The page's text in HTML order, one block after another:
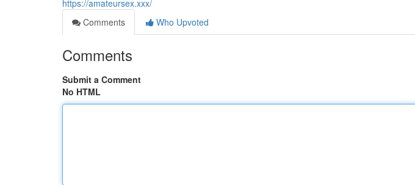
https://amateursex.xxx/
Comments
Who Upvoted
Comments
Submit a Comment
No HTML